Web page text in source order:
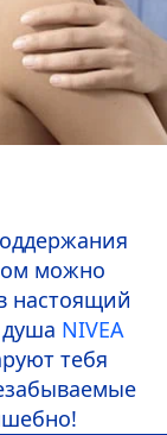
можно
настоящий
NIVEA
тебя